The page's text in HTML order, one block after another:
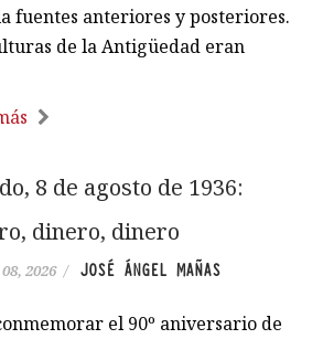
fuentes anteriores y posteriores.
de la Antigüedad eran
8 de agosto de 1936:
dinero, dinero
2026 / JOSÉ ÁNGEL MAÑAS
el 90º aniversario de